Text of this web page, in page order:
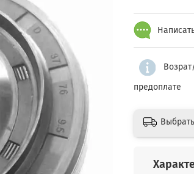
предоплате
Выбрать